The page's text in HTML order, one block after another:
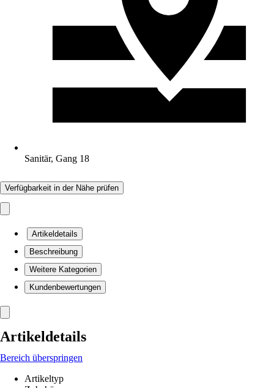
Sanitär, Gang 18
Verfügbarkeit in der Nähe prüfen
Artikeldetails
Beschreibung
Weitere Kategorien
Kundenbewertungen
Artikeldetails
Bereich überspringen
Artikeltyp